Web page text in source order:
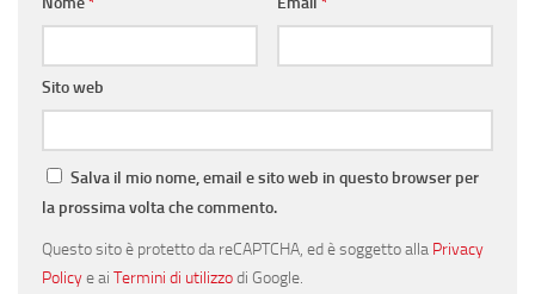
Sito web
Salva il mio nome, email e sito web in questo browser per
la prossima volta che commento.
Questo sito è protetto da reCAPTCHA, ed è soggetto alla Privacy
Policye ai Termini di utilizzodi Google.